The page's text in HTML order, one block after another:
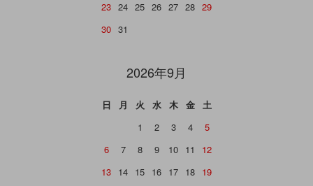
23 24 25 26 27 28 29
30 31
2026年9月
日 月 火 水 木 金
土
1
2 3 4
5
6
7 8 9 10 11
12
13 14 15 16 17 18 19